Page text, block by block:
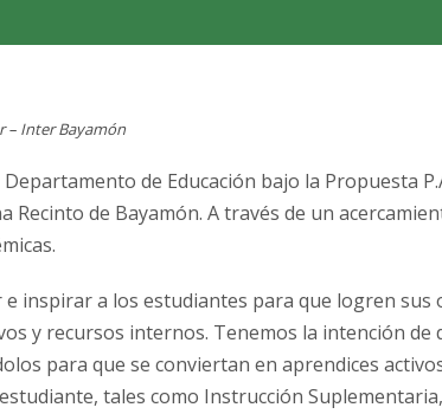
– Inter Bayamón
de Educación bajo la Propuesta
Recinto de Bayamón. A través de un
e inspirar a los estudiantes para que logren
y recursos internos. Tenemos la intención
para que se conviertan en aprendices
tales como Instrucción